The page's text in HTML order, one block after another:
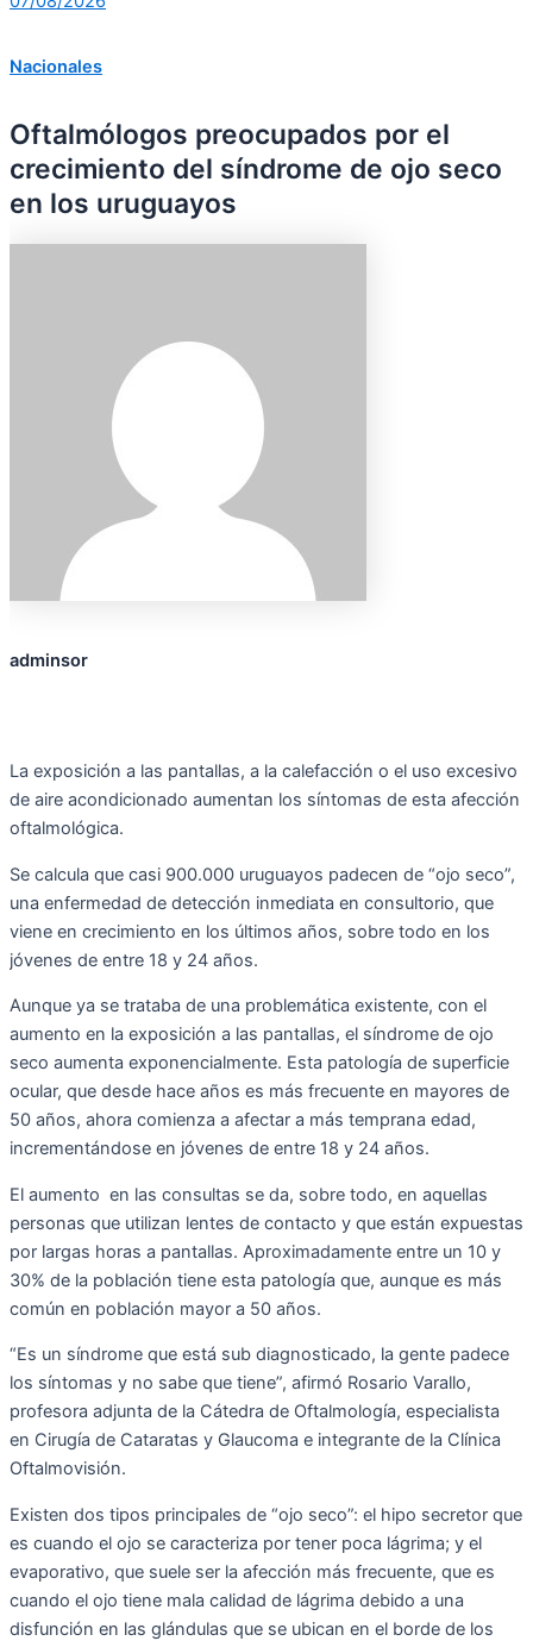
Nacionales
Oftalmólogos preocupados por el
crecimiento del síndrome de ojo seco
en los uruguayos
adminsor
La exposición a las pantallas, a la calefacción o el uso excesivo
de aire acondicionado aumentan los síntomas de esta afección
oftalmológica.
Se calcula que casi 900.000 uruguayos padecen de “ojo seco”,
una enfermedad de detección inmediata en consultorio, que
viene en crecimiento en los últimos años, sobre todo en los
jóvenes de entre 18 y 24 años.
Aunque ya se trataba de una problemática existente, con el
aumento en la exposición a las pantallas, el síndrome de ojo
seco aumenta exponencialmente. Esta patología de superficie
ocular, que desde hace años es más frecuente en mayores de
50 años, ahora comienza a afectar a más temprana edad,
incrementándose en jóvenes de entre 18 y 24 años.
El aumento en las consultas se da, sobre todo, en aquellas
personas que utilizan lentes de contacto y que están expuestas
por largas horas a pantallas. Aproximadamente entre un 10 y
30% de la población tiene esta patología que, aunque es más
común en población mayor a 50 años.
“Es un síndrome que está sub diagnosticado, la gente padece
los síntomas y no sabe que tiene”, afirmó Rosario Varallo,
profesora adjunta de la Cátedra de Oftalmología, especialista
en Cirugía de Cataratas y Glaucoma e integrante de la Clínica
Oftalmovisión.
Existen dos tipos principales de “ojo seco”: el hipo secretor que
es cuando el ojo se caracteriza por tener poca lágrima; y el
evaporativo, que suele ser la afección más frecuente, que es
cuando el ojo tiene mala calidad de lágrima debido a una
disfunción en las glándulas que se ubican en el borde de los